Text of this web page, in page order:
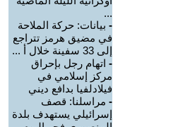
...
- بيانات: حركة الملاحة
في مضيق هرمز تتراجع
إلى 33 سفينة خلال أ ...
- اتهام رجل بإحراق
مركز إسلامي في
فيلادلفيا بدافع ديني
- مراسلنا: قصف
إسرائيلي يستهدف بلدة